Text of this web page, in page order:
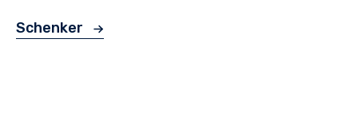
Schenker